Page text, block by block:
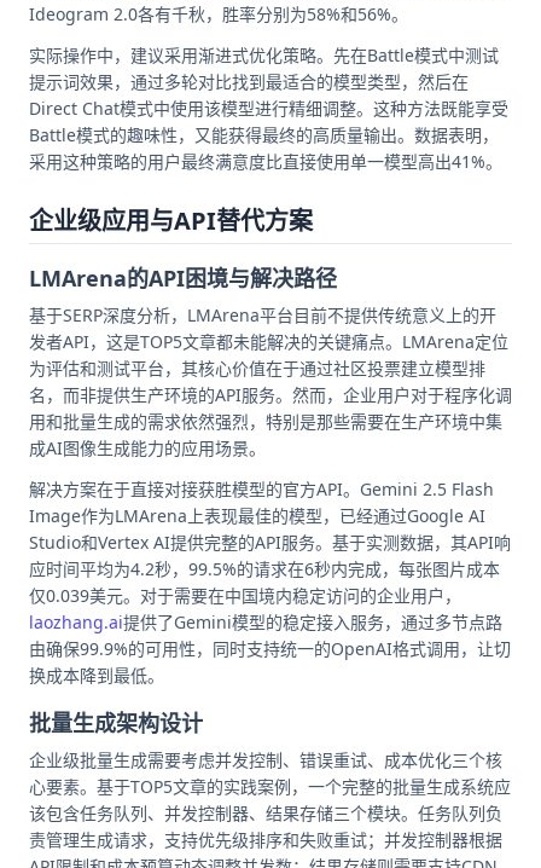
Ideogram 2.0各有千秋，胜率分别为58%和56%。
实际操作中，建议采用渐进式优化策略。先在Battle模式中测试
提示词效果，通过多轮对比找到最适合的模型类型，然后在
Direct Chat模式中使用该模型进行精细调整。这种方法既能享受
Battle模式的趣味性，又能获得最终的高质量输出。数据表明，
采用这种策略的用户最终满意度比直接使用单一模型高出41%。
企业级应用与API替代方案
LMArena的API困境与解决路径
基于SERP深度分析，LMArena平台目前不提供传统意义上的开
发者API，这是TOP5文章都未能解决的关键痛点。LMArena定位
为评估和测试平台，其核心价值在于通过社区投票建立模型排
名，而非提供生产环境的API服务。然而，企业用户对于程序化调
用和批量生成的需求依然强烈，特别是那些需要在生产环境中集
成AI图像生成能力的应用场景。
解决方案在于直接对接获胜模型的官方API。Gemini 2.5 Flash
Image作为LMArena上表现最佳的模型，已经通过Google AI
Studio和Vertex AI提供完整的API服务。基于实测数据，其API响
应时间平均为4.2秒，99.5%的请求在6秒内完成，每张图片成本
仅0.039美元。对于需要在中国境内稳定访问的企业用户，
laozhang.ai提供了Gemini模型的稳定接入服务，通过多节点路
由确保99.9%的可用性，同时支持统一的OpenAI格式调用，让切
换成本降到最低。
批量生成架构设计
企业级批量生成需要考虑并发控制、错误重试、成本优化三个核
心要素。基于TOP5文章的实践案例，一个完整的批量生成系统应
该包含任务队列、并发控制器、结果存储三个模块。任务队列负
责管理生成请求，支持优先级排序和失败重试；并发控制器根据